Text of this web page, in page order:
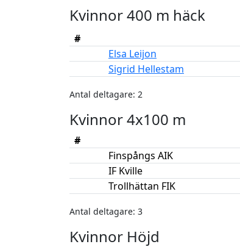
Kvinnor 400 m häck
#
Elsa Leijon
Sigrid Hellestam
Antal deltagare: 2
Kvinnor 4x100 m
#
Finspångs AIK
IF Kville
Trollhättan FIK
Antal deltagare: 3
Kvinnor Höjd